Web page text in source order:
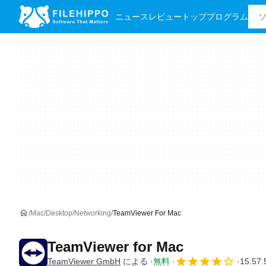
ニュース レビュー トッププログラム
Mac Desktop Networking TeamViewer For Mac
TeamViewer for Mac
TeamViewer GmbH による 無料